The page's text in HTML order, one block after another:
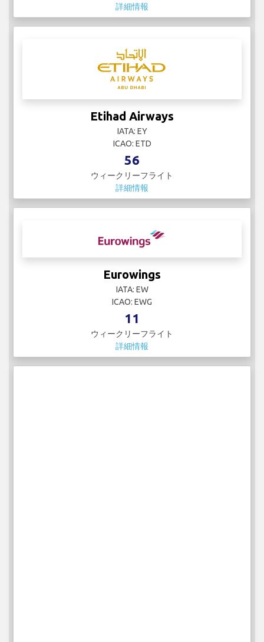
詳細情報
Etihad Airways
IATA: EY
ICAO: ETD
56
ウィークリーフライト
詳細情報
Eurowings
IATA: EW
ICAO: EWG
11
ウィークリーフライト
詳細情報